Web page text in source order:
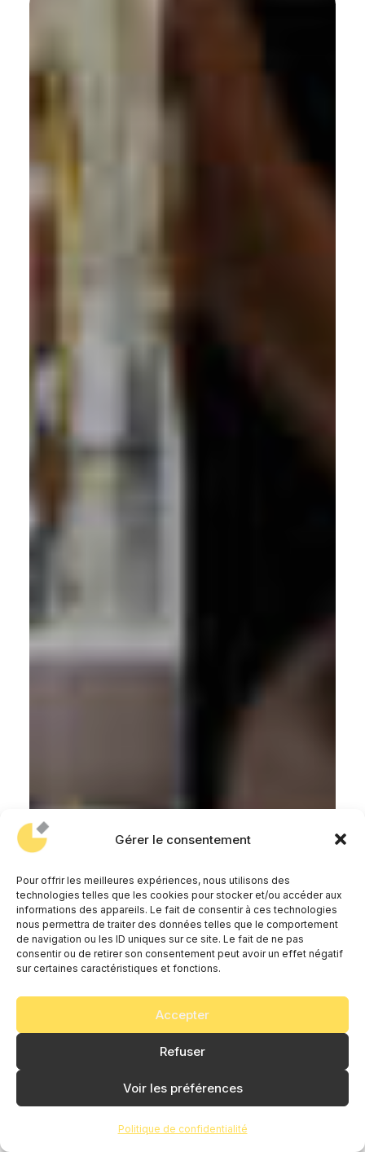
Gérer le consentement
Pour offrir les meilleures expériences, nous utilisons des
technologies telles que les cookies pour stocker et/ou accéder aux
informations des appareils. Le fait de consentir à ces technologies
nous permettra de traiter des données telles que le comportement
de navigation ou les ID uniques sur ce site. Le fait de ne pas
consentir ou de retirer son consentement peut avoir un effet négatif
sur certaines caractéristiques et fonctions.
Accepter
Refuser
Voir les préférences
Politique de confidentialité